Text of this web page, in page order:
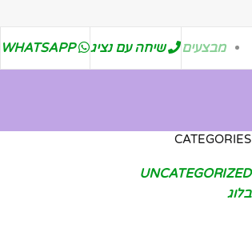
מבצעים שיחה עם נציג WHATSAPP
CATEGORIES
UNCATEGORIZED
בלוג